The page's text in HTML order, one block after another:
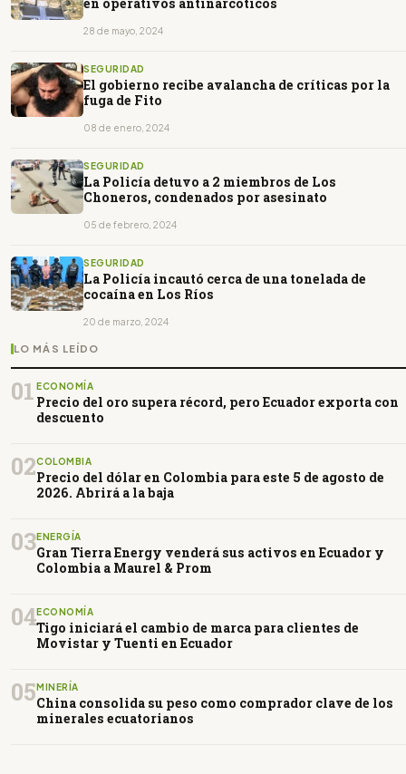
28 de mayo, 2024
SEGURIDAD
El gobierno recibe avalancha de críticas por la
fuga de Fito
08 de enero, 2024
SEGURIDAD
La Policía detuvo a 2 miembros de Los
Choneros, condenados por asesinato
05 de febrero, 2024
SEGURIDAD
La Policía incautó cerca de una tonelada de
cocaína en Los Ríos
20 de marzo, 2024
LO MÁS LEÍDO
01 ECONOMÍA
Precio del oro supera récord, pero Ecuador exporta con
descuento
02COLOMBIA
Precio del dólar en Colombia para este 5 de agosto de
2026. Abrirá a la baja
03ENERGÍA
Gran Tierra Energy venderá sus activos en Ecuador y
Colombia a Maurel & Prom
04ECONOMÍA
Tigo iniciará el cambio de marca para clientes de
Movistar y Tuenti en Ecuador
05MINERÍA
China consolida su peso como comprador clave de los
minerales ecuatorianos